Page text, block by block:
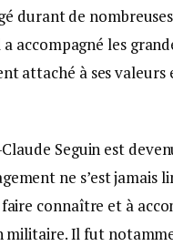
durant de
a accompagné les
attaché à ses
Seguin est
ne s’est
connaître et à
Il fut